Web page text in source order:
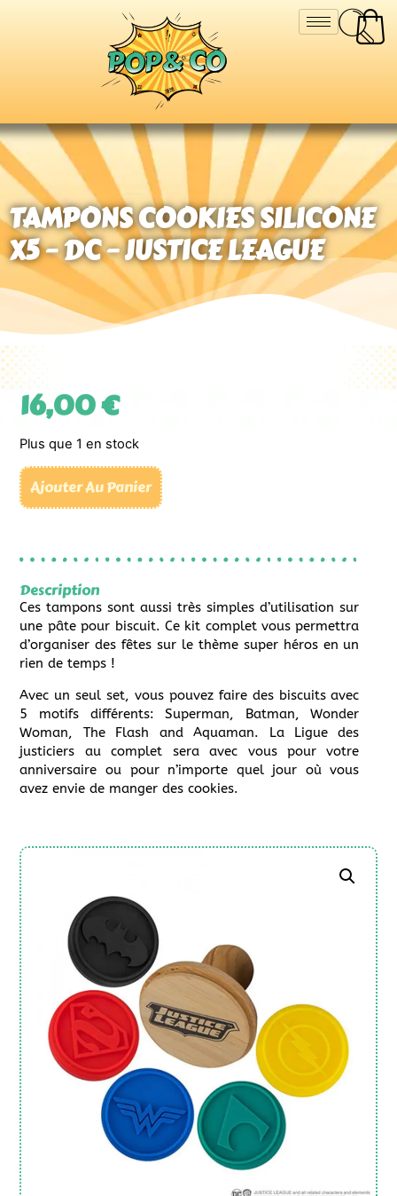
TAMPONS COOKIES SILICONE
X5 – DC – JUSTICE LEAGUE
16,00€
Plus que 1 en stock
Ajouter Au Panier
Description
Ces tampons sont aussi très simples d’utilisation sur
une pâte pour biscuit. Ce kit complet vous permettra
d’organiser des fêtes sur le thème super héros en un
rien de temps !
Avec un seul set, vous pouvez faire des biscuits avec
5 motifs différents: Superman, Batman, Wonder
Woman, The Flash and Aquaman. La Ligue des
justiciers au complet sera avec vous pour votre
anniversaire ou pour n’importe quel jour où vous
avez envie de manger des cookies.